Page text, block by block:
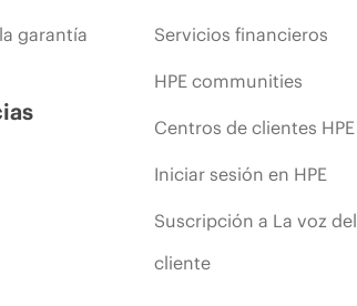
garantía Servicios financieros
HPE communities
Centros de clientes HPE
Iniciar sesión en HPE
Suscripción a La voz del
cliente